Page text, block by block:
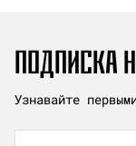
ПОДПИСКА
Узнавайте